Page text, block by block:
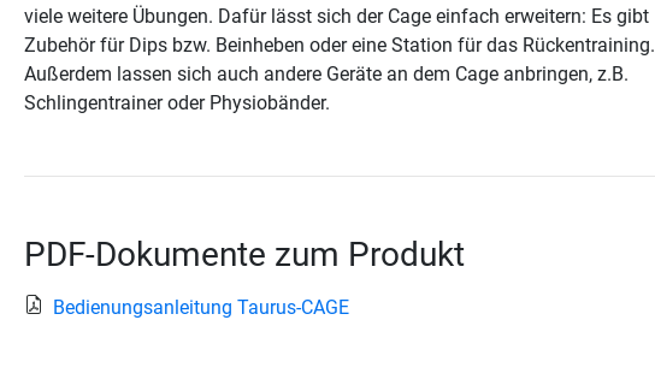
viele weitere Übungen. Dafür lässt sich der Cage einfach erweitern: Es gibt
Zubehör für Dips bzw. Beinheben oder eine Station für das Rückentraining.
Außerdem lassen sich auch andere Geräte an dem Cage anbringen, z.B.
Schlingentrainer oder Physiobänder.
PDF-Dokumente zum Produkt
Bedienungsanleitung Taurus-CAGE